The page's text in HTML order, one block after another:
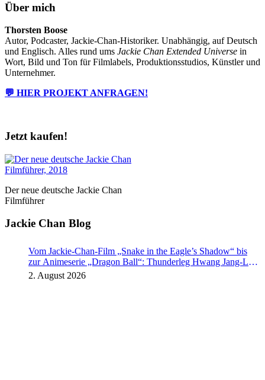
Über mich
Thorsten Boose
Autor, Podcaster, Jackie-Chan-Historiker. Unabhängig, auf Deutsch
und Englisch. Alles rund ums Jackie Chan Extended Universe in
Wort, Bild und Ton für Filmlabels, Produktionsstudios, Künstler und
Unternehmer.
💬 HIER PROJEKT ANFRAGEN!
Jetzt kaufen!
Der neue deutsche Jackie Chan
Filmführer
Jackie Chan Blog
Vom Jackie-Chan-Film „Snake in the Eagle’s Shadow“ bis
zur Animeserie „Dragon Ball“: Thunderleg Hwang Jang-Lee
tritt globale Rechteoffensive los
2. August 2026